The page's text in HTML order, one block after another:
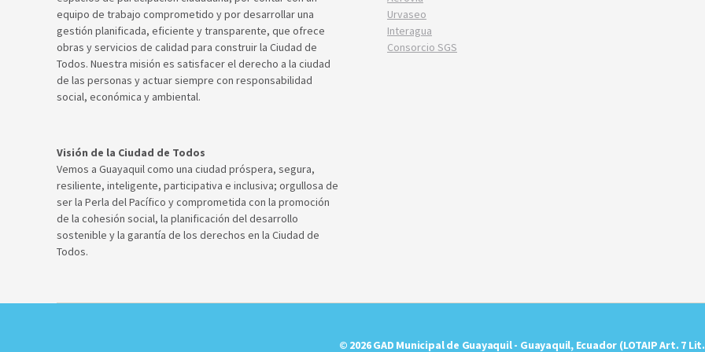
equipo de trabajo comprometido y por desarrollar una
gestión planificada, eficiente y transparente, que ofrece
obras y servicios de calidad para construir la Ciudad de
Todos. Nuestra misión es satisfacer el derecho a la ciudad
de las personas y actuar siempre con responsabilidad
social, económica y ambiental.
Visión de la Ciudad de Todos
Vemos a Guayaquil como una ciudad próspera, segura,
resiliente, inteligente, participativa e inclusiva; orgullosa de
ser la Perla del Pacífico y comprometida con la promoción
de la cohesión social, la planificación del desarrollo
sostenible y la garantía de los derechos en la Ciudad de
Todos.
Urvaseo
Interagua
Consorcio SGS
© 2026 GAD Municipal de Guayaquil - Guayaquil, Ecuador (LOTAIP Art. 7